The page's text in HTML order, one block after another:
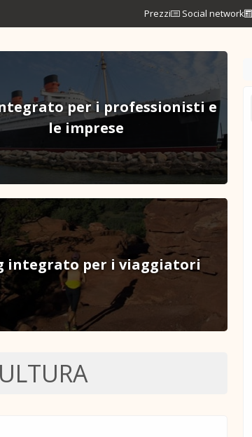
Prezzi Social network
per i professionisti e
le imprese
integrato per i viaggiatori